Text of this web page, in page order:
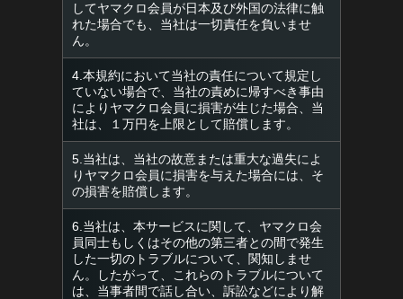
してヤマクロ会員が日本及び外国の法律に触
れた場合でも、当社は一切責任を負いませ
ん。
4.本規約において当社の責任について規定し
ていない場合で、当社の責めに帰すべき事由
によりヤマクロ会員に損害が生じた場合、当
社は、１万円を上限として賠償します。
5.当社は、当社の故意または重大な過失によ
りヤマクロ会員に損害を与えた場合には、そ
の損害を賠償します。
6.当社は、本サービスに関して、ヤマクロ会
員同士もしくはその他の第三者との間で発生
した一切のトラブルについて、関知しませ
ん。したがって、これらのトラブルについて
は、当事者間で話し合い、訴訟などにより解